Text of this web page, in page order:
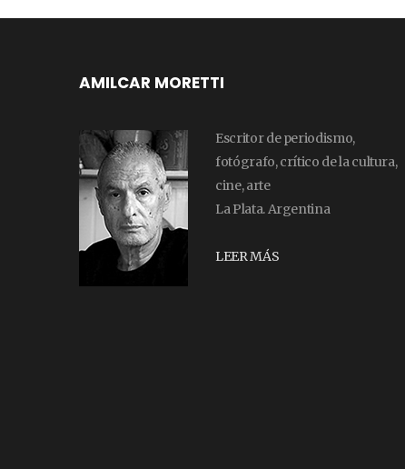
AMILCAR MORETTI
Escritor de periodismo,
fotógrafo, crítico de la cultura,
cine, arte
La Plata. Argentina
LEER MÁS